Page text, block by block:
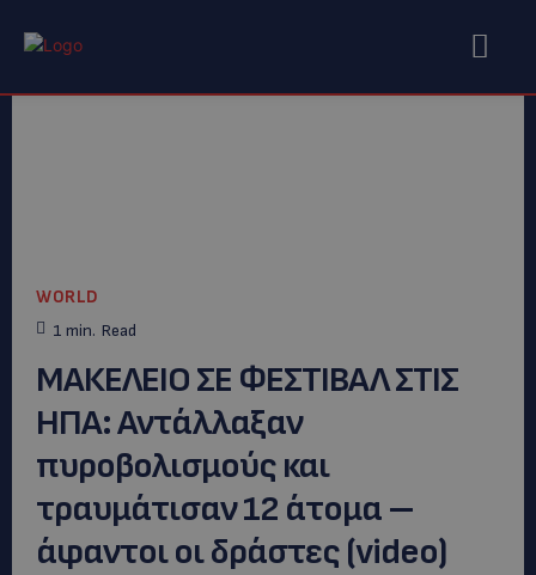
WORLD
1 min. Read
ΜΑΚΕΛΕΙΟ ΣΕ ΦΕΣΤΙΒΑΛ ΣΤΙΣ
ΗΠΑ: Αντάλλαξαν
πυροβολισμούς και
τραυμάτισαν 12 άτομα –
άφαντοι οι δράστες (video)